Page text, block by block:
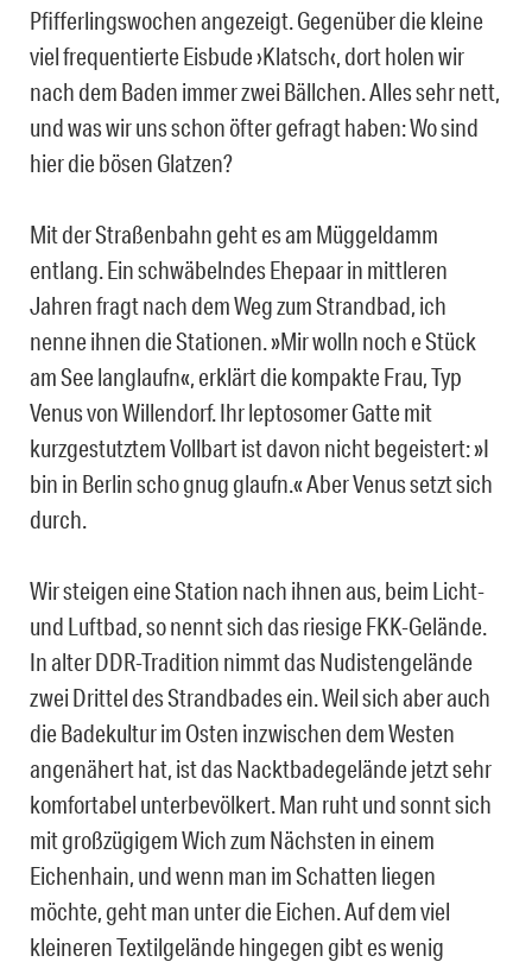
Pfifferlingswochen angezeigt. Gegenüber die kleine
viel frequentierte Eisbude ›Klatsch‹, dort holen wir
nach dem Baden immer zwei Bällchen. Alles sehr nett,
und was wir uns schon öfter gefragt haben: Wo sind
hier die bösen Glatzen?
Mit der Straßenbahn geht es am Müggeldamm
entlang. Ein schwäbelndes Ehepaar in mittleren
Jahren fragt nach dem Weg zum Strandbad, ich
nenne ihnen die Stationen. »Mir wolln noch e Stück
am See langlaufn«, erklärt die kompakte Frau, Typ
Venus von Willendorf. Ihr leptosomer Gatte mit
kurzgestutztem Vollbart ist davon nicht begeistert: »I
bin in Berlin scho gnug glaufn.« Aber Venus setzt sich
durch.
Wir steigen eine Station nach ihnen aus, beim Licht-
und Luftbad, so nennt sich das riesige FKK-Gelände.
In alter DDR-Tradition nimmt das Nudistengelände
zwei Drittel des Strandbades ein. Weil sich aber auch
die Badekultur im Osten inzwischen dem Westen
angenähert hat, ist das Nacktbadegelände jetzt sehr
komfortabel unterbevölkert. Man ruht und sonnt sich
mit großzügigem Wich zum Nächsten in einem
Eichenhain, und wenn man im Schatten liegen
möchte, geht man unter die Eichen. Auf dem viel
kleineren Textilgelände hingegen gibt es wenig